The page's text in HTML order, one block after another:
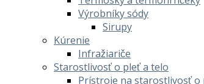
Výrobníky sódy
Sirupy
Kúrenie
Infražiariče
Starostlivosť o pleť a telo
Prístroje na starostlivosť o